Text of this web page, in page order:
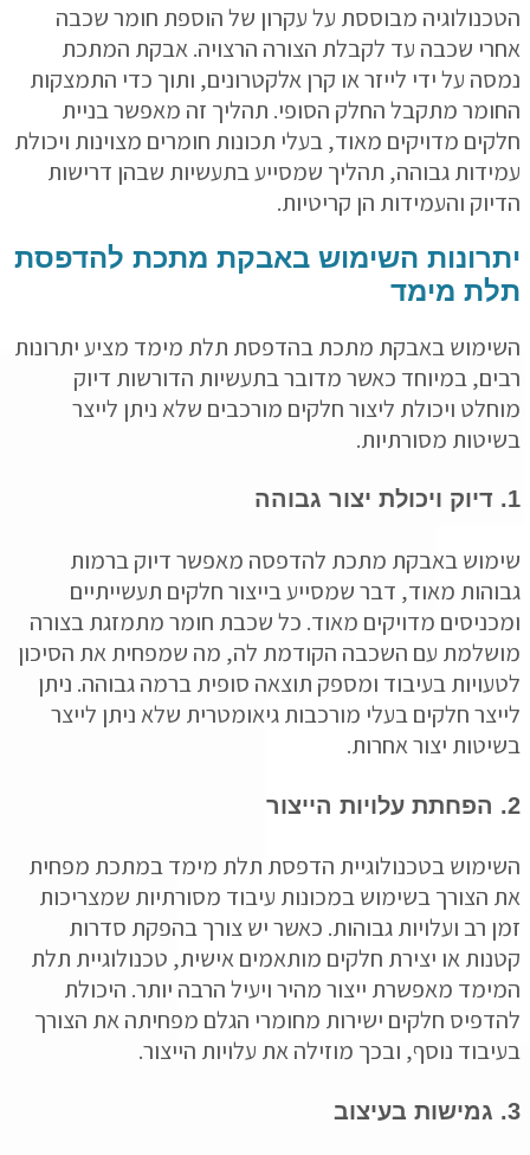
מבוססת על עקרון של הוספת חומר שכבה
שכבה עד לקבלת הצורה הרצויה. אבקת המתכת
על ידי לייזר או קרן אלקטרונים, ותוך כדי התמצקות
מתקבל החלק הסופי. תהליך זה מאפשר בניית
מדויקים מאוד, בעלי תכונות חומרים מצוינות ויכולת
גבוהה, תהליך שמסייע בתעשיות שבהן דרישות
והעמידות הן קריטיות.
השימוש באבקת מתכת להדפסת
מימד
באבקת מתכת בהדפסת תלת מימד מציע יתרונות
במיוחד כאשר מדובר בתעשיות הדורשות דיוק
ויכולת ליצור חלקים מורכבים שלא ניתן לייצר
מסורתיות.
באבקת מתכת להדפסה מאפשר דיוק ברמות
מאוד, דבר שמסייע בייצור חלקים תעשייתיים
מדויקים מאוד. כל שכבת חומר מתמזגת בצורה
עם השכבה הקודמת לה, מה שמפחית את הסיכון
בעיבוד ומספק תוצאה סופית ברמה גבוהה. ניתן
חלקים בעלי מורכבות גיאומטרית שלא ניתן לייצר
יצור אחרות.
בטכנולוגיית הדפסת תלת מימד במתכת מפחית
בשימוש במכונות עיבוד מסורתיות שמצריכות
רב ועלויות גבוהות. כאשר יש צורך בהפקת סדרות
או יצירת חלקים מותאמים אישית, טכנולוגיית תלת
מאפשרת ייצור מהיר ויעיל הרבה יותר. היכולת
חלקים ישירות מחומרי הגלם מפחיתה את הצורך
נוסף, ובכך מוזילה את עלויות הייצור.